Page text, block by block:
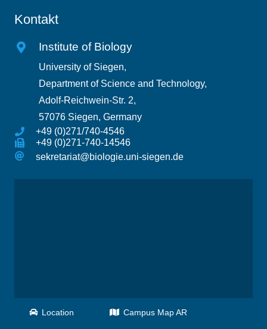
Kontakt
Institute of Biology
University of Siegen,
Department of Science and Technology,
Adolf-Reichwein-Str. 2,
57076 Siegen, Germany
+49 (0)271/740-4546
+49 (0)271-740-14546
sekretariat@biologie.uni-siegen.de
Location Campus Map AR